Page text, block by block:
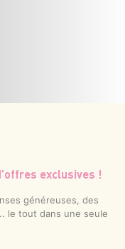
exclusives !
généreuses, des
le tout dans une seule